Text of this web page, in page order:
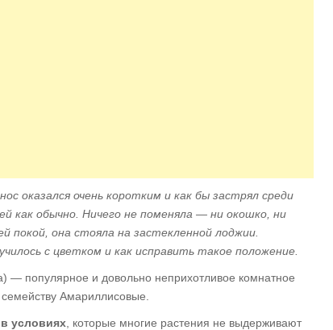
оказался очень коротким и как бы застрял среди
как обычно. Ничего не поменяла — ни окошко, ни
покой, она стояла на застекленной лоджии.
с цветком и как исправить такое положение.
— популярное и довольно неприхотливое комнатное
Амариллисовые.
условиях , которые многие растения не выдерживают